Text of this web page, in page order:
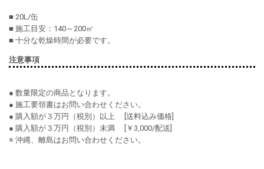
■ 20L/缶
■ 施工目安：140～200㎡
■ 十分な乾燥時間が必要です。
注意事項
● 数量限定の商品となります。
● 施工要領書はお問い合わせください。
● 購入額が３万円（税別）以上 [送料込み価格]
● 購入額が３万円（税別）未満 [￥3,000/配送]
※ 沖縄、離島はお問い合わせください。